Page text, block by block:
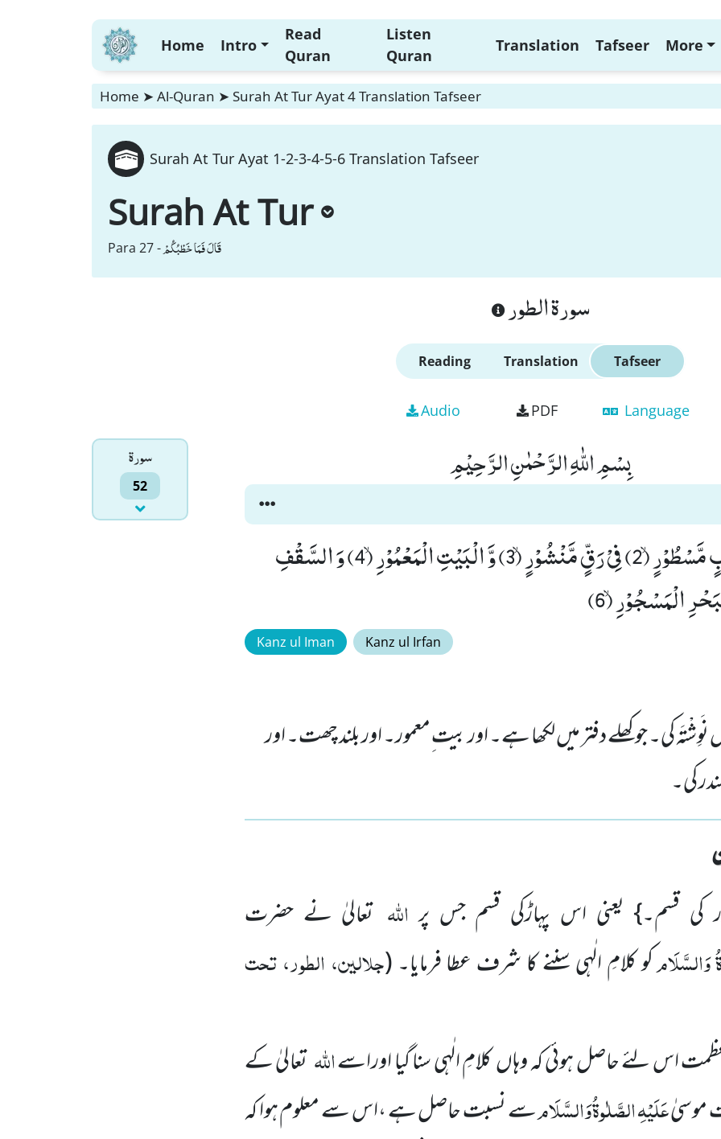
Home Intro
Read
Quran
Listen
Quran
Translation Tafseer More
Home ➤ Al-Quran ➤ Surah At Tur Ayat 4 Translation Tafseer
Surah At Tur Ayat 1-2-3-4-5-6 Translation Tafseer
Surah At Tur
Para 27 -قَالَ فَمَا خَطْبُكُمْ
سورة الطور
Reading Translation Tafseer
Audio PDF Language
سورۃ
52
بِسْمِ اللّٰهِ الرَّحْمٰنِ الرَّحِیْمِ
وَ الطُّوْرِۙ (1) وَ كِتٰبٍ مَّسْطُوْرٍۙ (2) فِیْ رَقٍّ مَّنْشُوْرٍۙ (3) وَّ الْبَیْتِ الْمَعْمُوْرِۙ (4) وَ السَّقْفِ
Kanz ul Iman Kanz ul Irfan
کی۔ جو کھلے دفتر میں لکھا ہے۔ اور بیت ِمعمور۔ اور بلند چھت۔ اور
کی۔
کی قسم۔} یعنی اس پہاڑکی قسم جس پر اللہ تعالیٰ نے حضرت
وَالسَّلَامکو کلامِ الٰہی سننے کا شرف عطا فرمایا۔(جلالین، الطور، تحت
اس لئے حاصل ہوئی کہ وہاں کلامِ الٰہی سنا گیا اوراسےاللہتعالیٰ کے
موسیٰعَلَیْہِالصَّلٰوۃُوَالسَّلَامسے نسبت حاصل ہے ،اس سے معلوم ہوا کہ